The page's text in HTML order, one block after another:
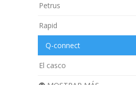
Petrus
Rapid
Q-connect
El casco